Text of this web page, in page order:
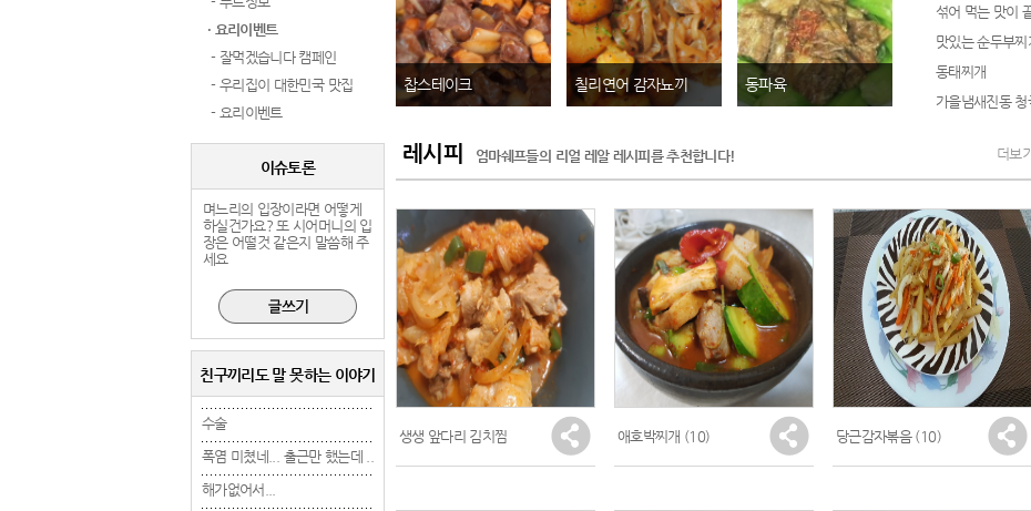
· 요리이벤트
- 잘먹겠습니다 캠페인
- 우리집이 대한민국 맛집
- 요리이벤트
이슈토론
며느리의 입장이라면 어떻게
하실건가요? 또 시어머니의 입
장은 어떨것 같은지 말씀해 주
세요
친구끼리도 말 못하는 이야기
수술
폭염 미쳤네... 출근만 했는데 ..
해가없어서...
찹스테이크 칠리연어 감자뇨끼 동파육
동태찌개
레시피 엄마쉐프들의 리얼 레알 레시피를 추천합니다! 더보기
생생 앞다리 김치찜 애호박찌개 (10) 당근감자볶음 (10)